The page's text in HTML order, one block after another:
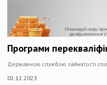
Програми
Державною службою зайнятості
02.12.2023